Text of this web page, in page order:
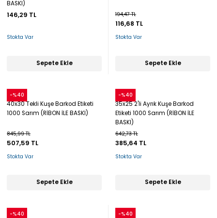
BASKI)
146,29 TL
Stokta Var
Sepete Ekle
194,47 TL
116,68 TL
Stokta Var
Sepete Ekle
-%40
Snow
40x30 Tekli Kuşe Barkod Etiketi
1000 Sarım (RİBON İLE BASKI)
845,99 TL
507,59 TL
Stokta Var
Sepete Ekle
-%40
Snow
35x25 2'li Ayrık Kuşe Barkod
Etiketi 1000 Sarım (RİBON İLE
BASKI)
642,73 TL
385,64 TL
Stokta Var
Sepete Ekle
-%40
Snow -%40
Snow